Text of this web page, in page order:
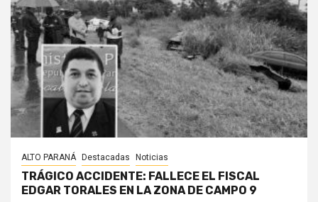
ALTO PARANÁ Destacadas Noticias
TRÁGICO ACCIDENTE: FALLECE EL FISCAL
EDGAR TORALES EN LA ZONA DE CAMPO 9